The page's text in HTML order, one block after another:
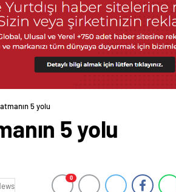
5 yolu
5 yolu
0